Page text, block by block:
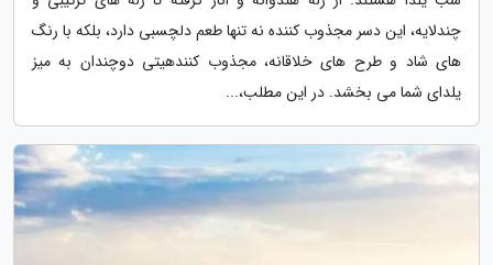
چندلایه، این دسر مجذوب کننده نه تنها طعم دلچسبی دارد، بلکه با رنگ
های شاد و طرح های خلاقانه، مجذوب کنندهیتی دوچندان به میز
یلدای شما می بخشد. در این مطلب،...